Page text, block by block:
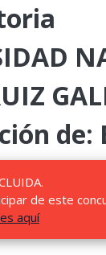
de:
de este
aquí